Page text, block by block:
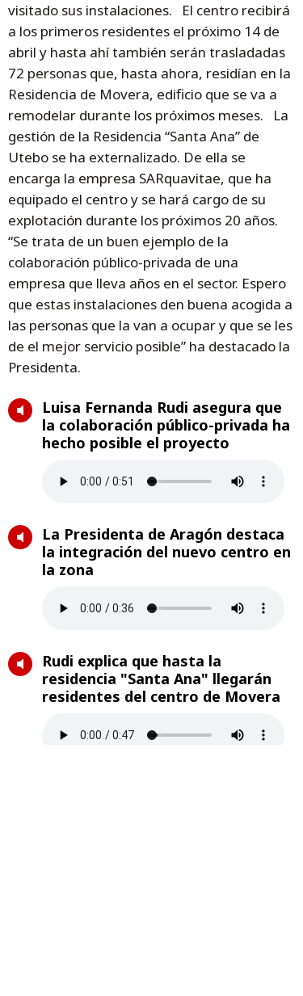
visitado sus instalaciones. El centro recibirá
a los primeros residentes el próximo 14 de
abril y hasta ahí también serán trasladadas
72 personas que, hasta ahora, residían en la
Residencia de Movera, edificio que se va a
remodelar durante los próximos meses. La
gestión de la Residencia “Santa Ana” de
Utebo se ha externalizado. De ella se
encarga la empresa SARquavitae, que ha
equipado el centro y se hará cargo de su
explotación durante los próximos 20 años.
“Se trata de un buen ejemplo de la
colaboración público-privada de una
empresa que lleva años en el sector. Espero
que estas instalaciones den buena acogida a
las personas que la van a ocupar y que se les
de el mejor servicio posible” ha destacado la
Presidenta.
Luisa Fernanda Rudi asegura que
la colaboración público-privada ha
hecho posible el proyecto
La Presidenta de Aragón destaca
la integración del nuevo centro en
la zona
Rudi explica que hasta la
residencia "Santa Ana" llegarán
residentes del centro de Movera